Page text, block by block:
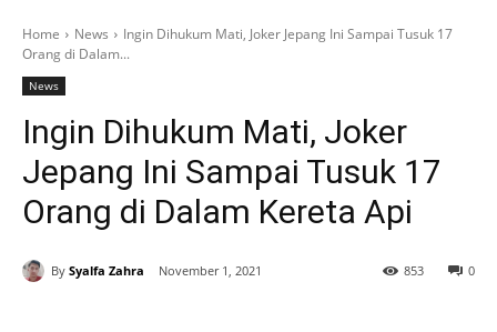
Home News
Ingin Dihukum Mati, Joker Jepang Ini Sampai Tusuk 17
Orang di Dalam...
News
Ingin Dihukum Mati, Joker
Jepang Ini Sampai Tusuk 17
Orang di Dalam Kereta Api
By Syalfa Zahra November 1, 2021 0
853